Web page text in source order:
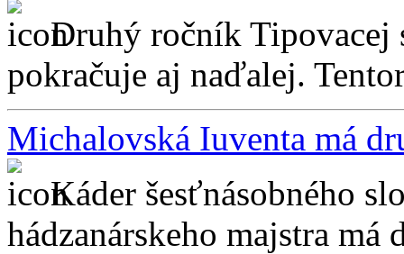
Druhý ročník Tipovacej
pokračuje aj naďalej.
Michalovská Iuventa má
Káder šesťnásobného
hádzanárskeho majstra